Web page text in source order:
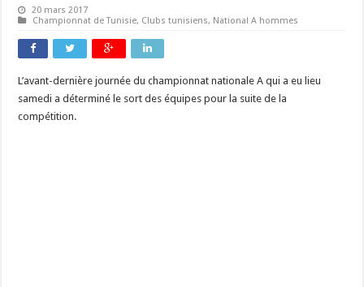
20 mars 2017
Championnat de Tunisie, Clubs tunisiens, National A hommes
L’avant-dernière journée du championnat nationale A qui a eu lieu
samedi a déterminé le sort des équipes pour la suite de la
compétition.